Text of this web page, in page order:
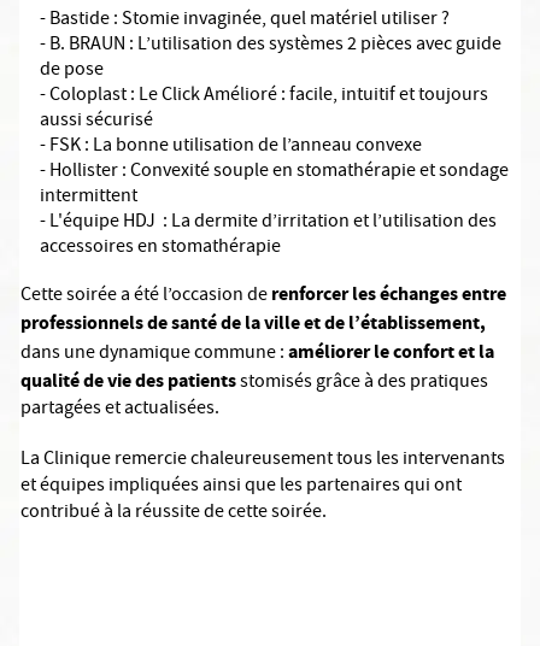
- Bastide : Stomie invaginée, quel matériel utiliser ?
- B. BRAUN : L’utilisation des systèmes 2 pièces avec guide
de pose
- Coloplast : Le Click Amélioré : facile, intuitif et toujours
aussi sécurisé
- FSK : La bonne utilisation de l’anneau convexe
- Hollister : Convexité souple en stomathérapie et sondage
intermittent
- L'équipe HDJ : La dermite d’irritation et l’utilisation des
accessoires en stomathérapie
Cette soirée a été l’occasion derenforcer les échanges entre
professionnels de santé de la ville et de l’établissement,
dans une dynamique commune :améliorer le confort et la
qualité de vie des patientsstomisés grâce à des pratiques
partagées et actualisées.
La Clinique remercie chaleureusement tous les intervenants
et équipes impliquées ainsi que les partenaires qui ont
contribué à la réussite de cette soirée.